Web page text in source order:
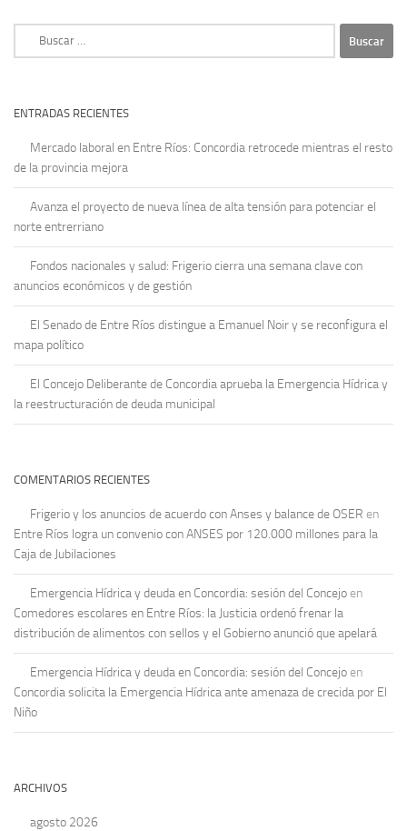
ENTRADAS RECIENTES
Mercado laboral en Entre Ríos: Concordia retrocede mientras el resto
de la provincia mejora
Avanza el proyecto de nueva línea de alta tensión para potenciar el
norte entrerriano
Fondos nacionales y salud: Frigerio cierra una semana clave con
anuncios económicos y de gestión
El Senado de Entre Ríos distingue a Emanuel Noir y se reconfigura el
mapa político
El Concejo Deliberante de Concordia aprueba la Emergencia Hídrica y
la reestructuración de deuda municipal
COMENTARIOS RECIENTES
Frigerio y los anuncios de acuerdo con Anses y balance de OSER en
Entre Ríos logra un convenio con ANSES por 120.000 millones para la
Caja de Jubilaciones
Emergencia Hídrica y deuda en Concordia: sesión del Concejo en
Comedores escolares en Entre Ríos: la Justicia ordenó frenar la
distribución de alimentos con sellos y el Gobierno anunció que apelará
Emergencia Hídrica y deuda en Concordia: sesión del Concejo en
Concordia solicita la Emergencia Hídrica ante amenaza de crecida por El
Niño
ARCHIVOS
agosto 2026